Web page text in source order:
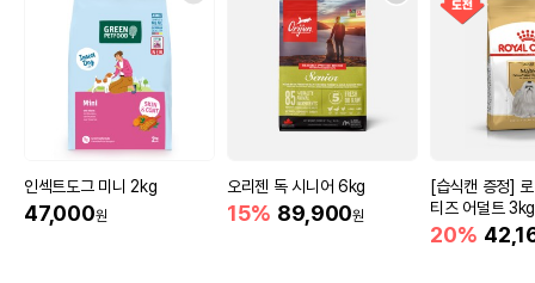
인섹트도그 미니 2kg
47,000원
오리젠 독 시니어 6kg
15% 89,900원
[습식캔 증정]
티즈 어덜트
20%